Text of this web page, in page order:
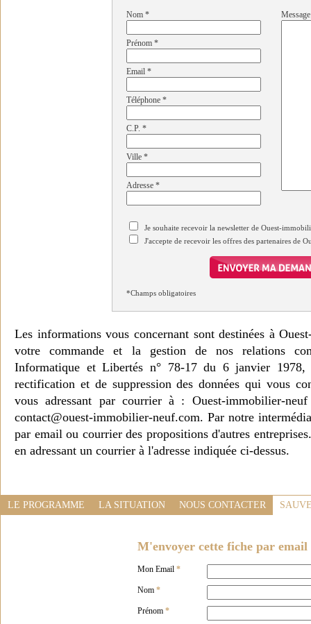
Nom *
Prénom *
Email *
Téléphone *
C.P. *
Ville *
Adresse *
Message
Je souhaite recevoir la newsletter de Ouest-
J'accepte de recevoir les offres des partenaires de
*Champs obligatoires
Les informations vous concernant sont destinées à
votre commande et la gestion de nos relations
Informatique et Libertés n° 78-17 du 6 janvier 1978,
rectification et de suppression des données qui vous
vous adressant par courrier à : Ouest-immobilier-
contact@ouest-immobilier-neuf.com. Par notre
par email ou courrier des propositions d'autres
en adressant un courrier à l'adresse indiquée ci-dessus.
LE PROGRAMME LA SITUATION NOUS CONTACTER
M'envoyer cette fiche par email
Mon Email *
Nom *
Prénom *